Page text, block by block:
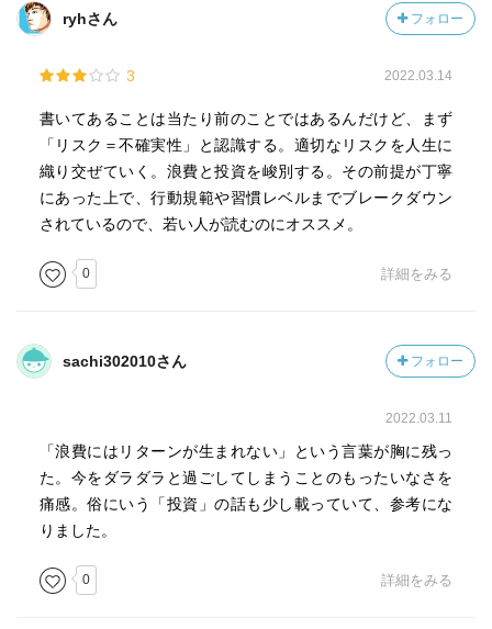
ryhさん フォロー
3 2022.03.14
書いてあることは当たり前のことではあるんだけど、まず
「リスク＝不確実性」と認識する。適切なリスクを人生に
織り交ぜていく。浪費と投資を峻別する。その前提が丁寧
にあった上で、行動規範や習慣レベルまでブレークダウン
されているので、若い人が読むのにオススメ。
0 詳細をみる
sachi302010さん フォロー
2022.03.11
「浪費にはリターンが生まれない」という言葉が胸に残っ
た。今をダラダラと過ごしてしまうことのもったいなさを
痛感。俗にいう「投資」の話も少し載っていて、参考にな
りました。
0 詳細をみる